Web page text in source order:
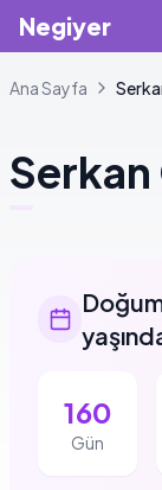
Negiyer
Ana Sayfa
Serkan
160
Gün